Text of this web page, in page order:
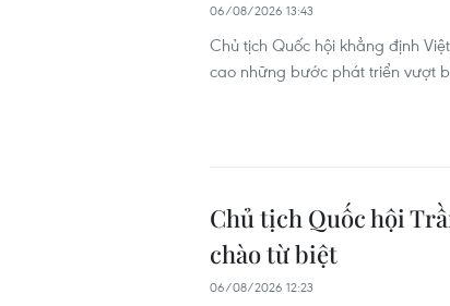
06/08/2026 13:43
Chủ tịch Quốc hội khẳng định
cao những bước phát triển vượt
Chủ tịch Quốc hội
chào từ biệt
06/08/2026 12:23